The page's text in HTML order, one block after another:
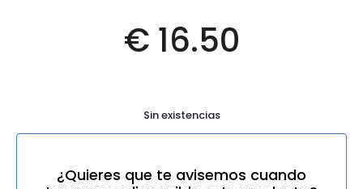
€ 16.50
Sin existencias
¿Quieres que te avisemos cuando